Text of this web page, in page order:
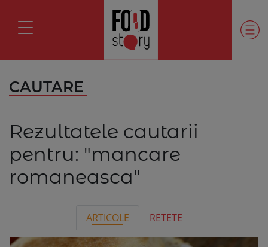
CAUTARE
Rezultatele cautarii
pentru: "mancare
romaneasca"
ARTICOLE RETETE